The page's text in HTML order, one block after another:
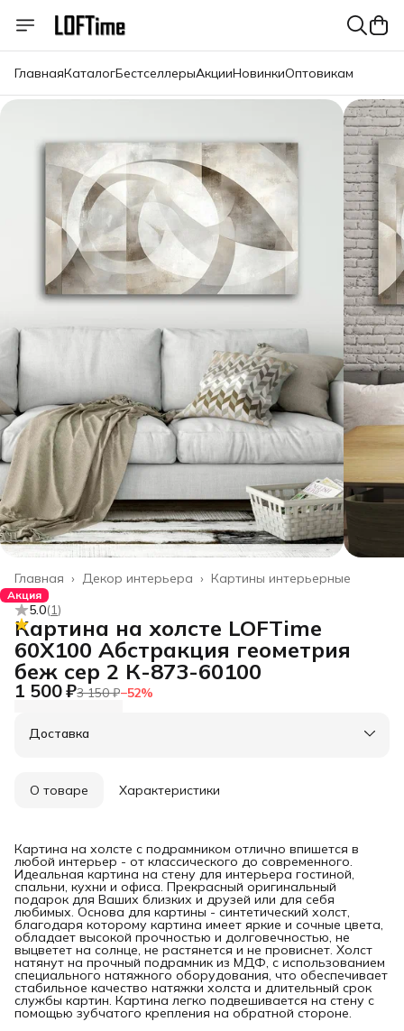
ГлавнаяКаталогБестселлерыАкцииНовинкиОптовикам
Картины интерьерные
Декор интерьера ›
Главная ›
Акция
5.0(1)
Картина на холсте LOFTime
60Х100 Абстракция геометрия
беж сер 2 К-873-60100
1 500 ₽3 150 ₽−52%
Доставка
О товаре Характеристики
Картина на холсте с подрамником отлично впишется в
любой интерьер - от классического до современного.
Идеальная картина на стену для интерьера гостиной,
спальни, кухни и офиса. Прекрасный оригинальный
подарок для Ваших близких и друзей или для себя
любимых. Основа для картины - синтетический холст,
благодаря которому картина имеет яркие и сочные цвета,
обладает высокой прочностью и долговечностью, не
выцветет на солнце, не растянется и не провиснет. Холст
натянут на прочный подрамник из МДФ, с использованием
специального натяжного оборудования, что обеспечивает
стабильное качество натяжки холста и длительный срок
службы картин. Картина легко подвешивается на стену с
помощью зубчатого крепления на обратной стороне.